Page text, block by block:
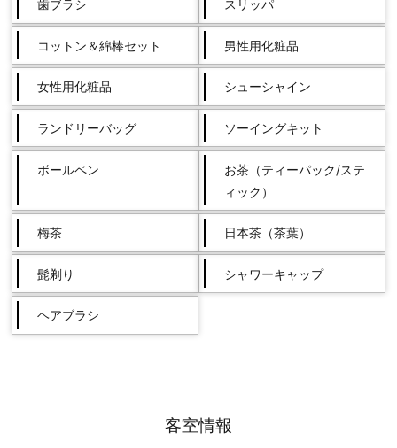
歯ブラシ スリッパ
コットン＆綿棒セット 男性用化粧品
女性用化粧品 シューシャイン
ランドリーバッグ ソーイングキット
ボールペン
お茶（ティーパック/ステ
ィック）
梅茶 日本茶（茶葉）
髭剃り シャワーキャップ
ヘアブラシ
客室情報